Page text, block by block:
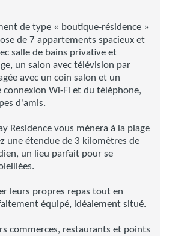
de type « boutique-résidence »
de 7 appartements spacieux et
salle de bains privative et
un salon avec télévision par
avec un coin salon et un
Wi-Fi et du téléphone,
d'amis.
Residence vous mènera à la plage
une étendue de 3 kilomètres de
un lieu parfait pour se
leurs propres repas tout en
équipé, idéalement situé.
commerces, restaurants et points